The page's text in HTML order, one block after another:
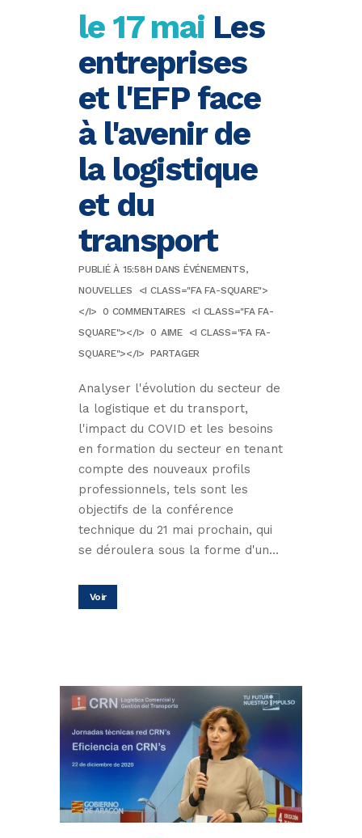
le 17 mai Les
entreprises
et l'EFP face
à l'avenir de
la logistique
et du
transport
PUBLIÉ À 15:58H DANS ÉVÉNEMENTS,
NOUVELLES
<I CLASS="FA FA-SQUARE">
</I> 0 COMMENTAIRES
<I CLASS="FA FA-
SQUARE"></I> 0 AIME
<I CLASS="FA FA-
SQUARE"></I> PARTAGER
Analyser l'évolution du secteur de
la logistique et du transport,
l'impact du COVID et les besoins
en formation du secteur en tenant
compte des nouveaux profils
professionnels, tels sont les
objectifs de la conférence
technique du 21 mai prochain, qui
se déroulera sous la forme d'un...
Voir